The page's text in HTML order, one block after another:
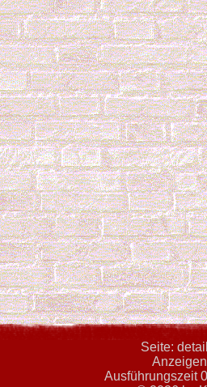
Seite:
Ausführungszeit